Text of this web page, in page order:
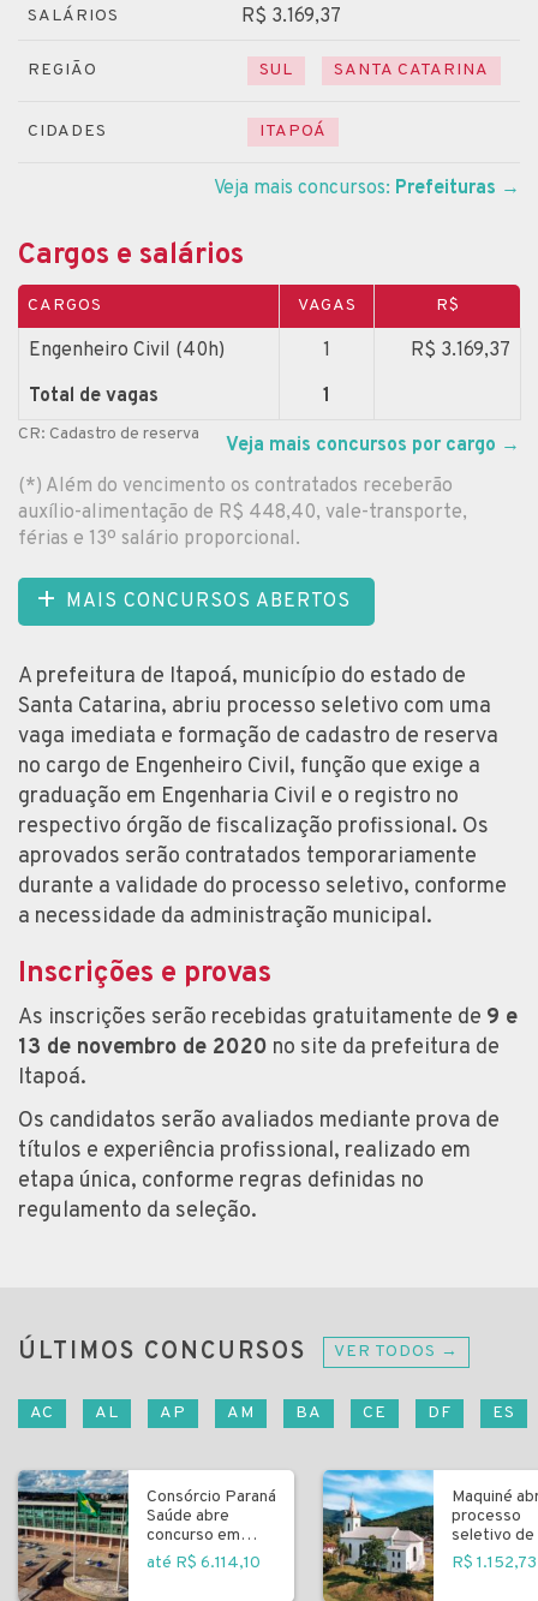
SALÁRIOS R$ 3.169,37
REGIÃO SUL SANTA CATARINA
CIDADES ITAPOÁ
Veja mais concursos: Prefeituras →
Cargos e salários
CARGOS VAGAS R$
Engenheiro Civil (40h) 1
R$ 3.169,37
Total de vagas
1
CR: Cadastro de reserva Veja mais concursos por cargo →
(*) Além do vencimento os contratados receberão
auxílio-alimentação de R$ 448,40, vale-transporte,
férias e 13º salário proporcional.
MAIS CONCURSOS ABERTOS
A prefeitura de Itapoá, município do estado de
Santa Catarina, abriu processo seletivo com uma
vaga imediata e formação de cadastro de reserva
no cargo de Engenheiro Civil, função que exige a
graduação em Engenharia Civil e o registro no
respectivo órgão de fiscalização profissional. Os
aprovados serão contratados temporariamente
durante a validade do processo seletivo, conforme
a necessidade da administração municipal.
Inscrições e provas
As inscrições serão recebidas gratuitamente de 9 e
13 de novembro de 2020 no site da prefeitura de
Itapoá.
Os candidatos serão avaliados mediante prova de
títulos e experiência profissional, realizado em
etapa única, conforme regras definidas no
regulamento da seleção.
ÚLTIMOS CONCURSOS VER TODOS →
AC AL AP AM BA CE DF ES
Consórcio Paraná
Saúde abre
concurso em
Curitiba
até R$ 6.114,10
Maquiné
processo
seletivo de
R$ 1.152,73